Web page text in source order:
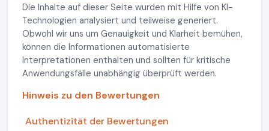
Die Inhalte auf dieser Seite wurden mit Hilfe von KI-
Technologien analysiert und teilweise generiert.
Obwohl wir uns um Genauigkeit und Klarheit bemühen,
können die Informationen automatisierte
Interpretationen enthalten und sollten für kritische
Anwendungsfälle unabhängig überprüft werden.
Hinweis zu den Bewertungen
Authentizität der Bewertungen